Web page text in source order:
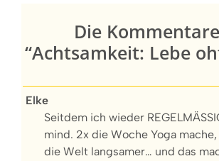
Die
“Achtsamkeit: Lebe
Elke
Seitdem ich wieder
mind. 2x die Woche Yoga
die Welt langsamer… und das